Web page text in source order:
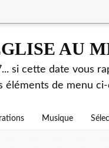
AU
si cette date vous
éléments de menu
Musique